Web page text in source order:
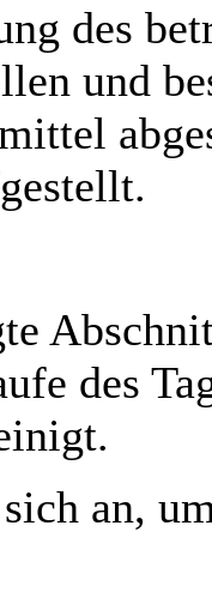
des
und
des
an,